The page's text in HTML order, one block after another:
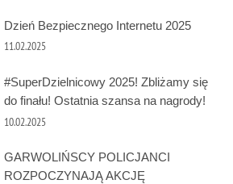
Dzień Bezpiecznego Internetu 2025
11.02.2025
#SuperDzielnicowy 2025! Zbliżamy się
do finału! Ostatnia szansa na nagrody!
10.02.2025
GARWOLIŃSCY POLICJANCI
ROZPOCZYNAJĄ AKCJĘ